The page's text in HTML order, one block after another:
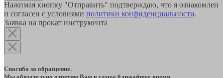
Нажимая кнопку "Отправить" подтверждаю, что я ознакомлен
и согласен с условиями политики конфиденциальности.
Заявка на прокат инструмента
Спасибо за обращение.